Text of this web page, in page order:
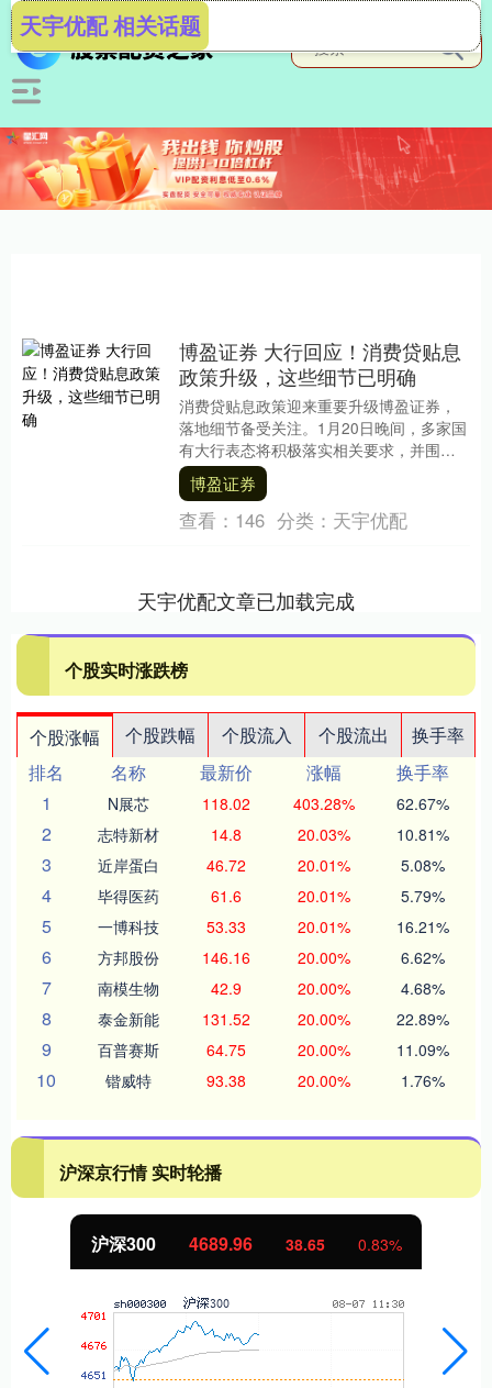
天宇优配 相关话题
博盈证券 大行回应！消费贷贴息
政策升级，这些细节已明确
消费贷贴息政策迎来重要升级博盈证券，
落地细节备受关注。1月20日晚间，多家国
有大行表态将积极落实相关要求，并围绕
重点问题进行答疑。 根据财政部、中国人
民银行、金....
博盈证券
查看： 146 分类： 天宇优配
天宇优配文章已加载完成
个股实时涨跌榜
个股涨幅 个股跌幅 个股流入 个股流出
换手率
排名
名称 最新价 涨幅
换手率
1
N展芯 118.02 403.28% 62.67%
2 志特新材 14.8 20.03% 10.81%
3 近岸蛋白 46.72 20.01% 5.08%
4 毕得医药 61.6 20.01% 5.79%
5 一博科技 53.33 20.01% 16.21%
6 方邦股份 146.16 20.00% 6.62%
7 南模生物 42.9 20.00% 4.68%
8 泰金新能 131.52 20.00% 22.89%
9 百普赛斯 64.75 20.00% 11.09%
10 锴威特 93.38 20.00% 1.76%
沪深京行情 实时轮播
沪深300 4689.96 38.65 0.83%